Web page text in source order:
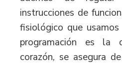
instrucciones de
fisiológico que
programación es
corazón, se asegura